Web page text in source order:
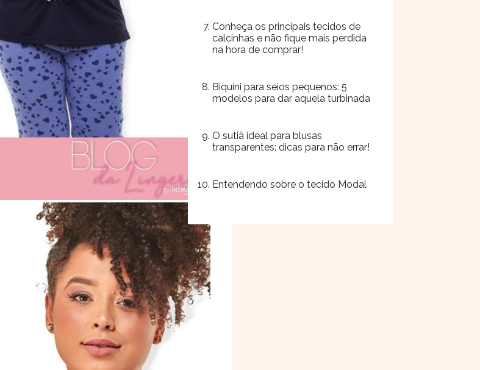
Conheça os principais tecidos de
calcinhas e não fique mais perdida
na hora de comprar!
Biquíni para seios pequenos: 5
modelos para dar aquela turbinada
O sutiã ideal para blusas
transparentes: dicas para não errar!
Entendendo sobre o tecido Modal